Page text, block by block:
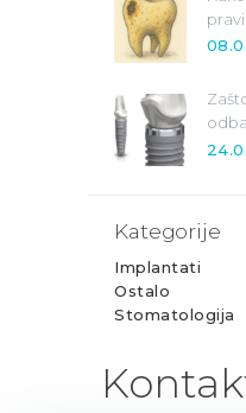
Kategorije
Implantati
Ostalo
Stomatologija